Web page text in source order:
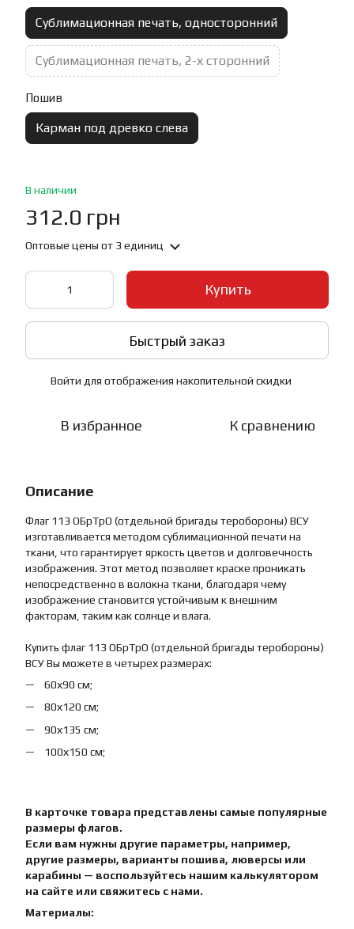
Сублимационная печать, односторонний
Сублимационная печать, 2-х сторонний
Пошив
Карман под древко слева
В наличии
312.0 грн
Оптовые цены от 3 единиц
Купить
Быстрый заказ
Войти для отображения накопительной скидки
В избранное К сравнению
Описание
Флаг 113 ОБрТрО (отдельной бригады теробороны) ВСУ
изготавливается методом сублимационной печати на
ткани, что гарантирует яркость цветов и долговечность
изображения. Этот метод позволяет краске проникать
непосредственно в волокна ткани, благодаря чему
изображение становится устойчивым к внешним
факторам, таким как солнце и влага.
Купить флаг 113 ОБрТрО (отдельной бригады теробороны)
ВСУ Вы можете в четырех размерах:
60х90 см;
80х120 см;
90х135 см;
100х150 см;
В карточке товара представлены самые популярные
размеры флагов.
Если вам нужны другие параметры, например,
другие размеры, варианты пошива, люверсы или
карабины — воспользуйтесь нашим калькулятором
на сайте или свяжитесь с нами.
Материалы: